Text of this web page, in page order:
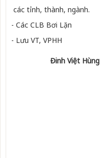
các tỉnh, thành, ngành.
- Các CLB Bơi Lặn
- Lưu VT, VPHH
Đinh Việt Hùng